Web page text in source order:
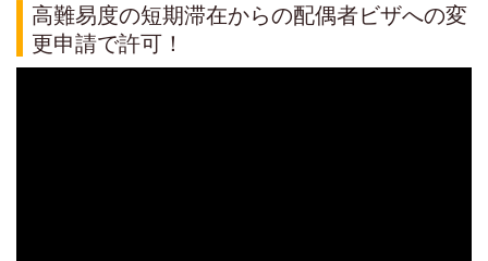
高難易度の短期滞在からの配偶者ビザへの変
更申請で許可！